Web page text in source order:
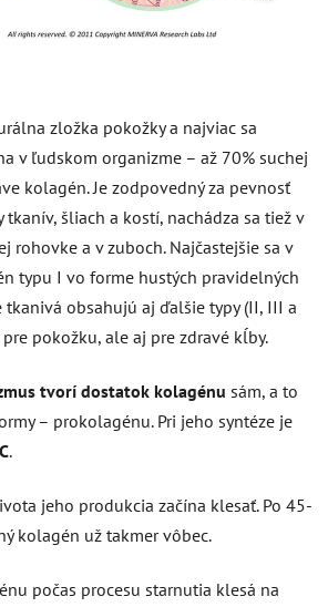
zložka pokožky a najviac sa
v ľudskom organizme – až 70% suchej
kolagén. Je zodpovedný za pevnosť
tkanív, šliach a kostí, nachádza sa tiež v
rohovke a v zuboch. Najčastejšie sa v
typu I vo forme hustých pravidelných
obsahujú aj ďalšie typy (II, III a
pokožku, ale aj pre zdravé kĺby.
tvorí dostatok kolagénu sám, a to
– prokolagénu. Pri jeho syntéze je
.
jeho produkcia začína klesať. Po 45-
kolagén už takmer vôbec.
počas procesu starnutia klesá na